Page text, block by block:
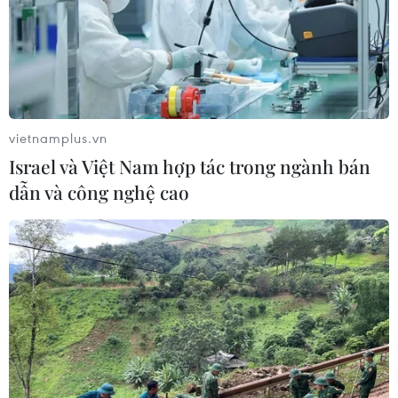
ty do mắc hàng loạt vi phạm hành chính.
Cảnh báo về rủi ro tiềm ẩm từ các sản
phẩm chứng khoán phái sinh
17/11/2016 09:20
vietnamplus.vn
Israel và Việt Nam hợp tác trong ngành bán
dẫn và công nghệ cao